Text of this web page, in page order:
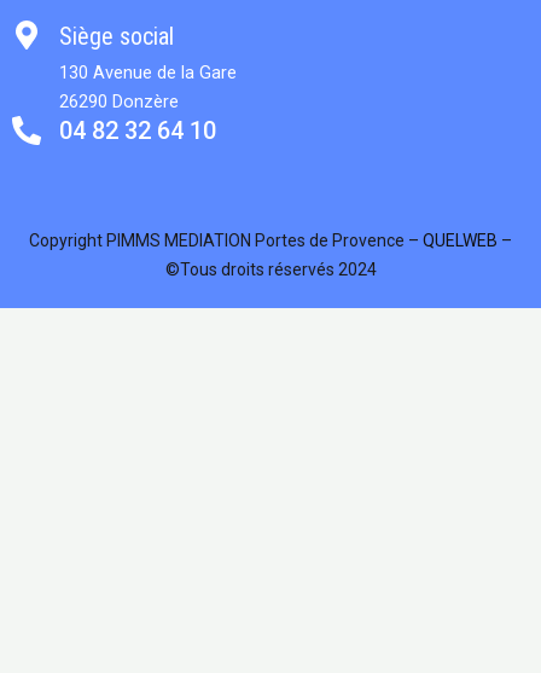
Siège social
130 Avenue de la Gare
26290 Donzère
04 82 32 64 10
Copyright PIMMS MEDIATION Portes de Provence – QUELWEB –
©Tous droits réservés 2024